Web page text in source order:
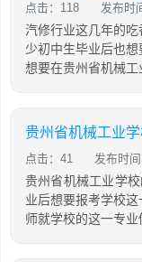
点击：118 发布时
汽修行业这几年的
少初中生毕业后也
想要在贵州省机械工
贵州省机械工业
点击：41 发布时
贵州省机械工业学
业后想要报考学校
师就学校的这一专业